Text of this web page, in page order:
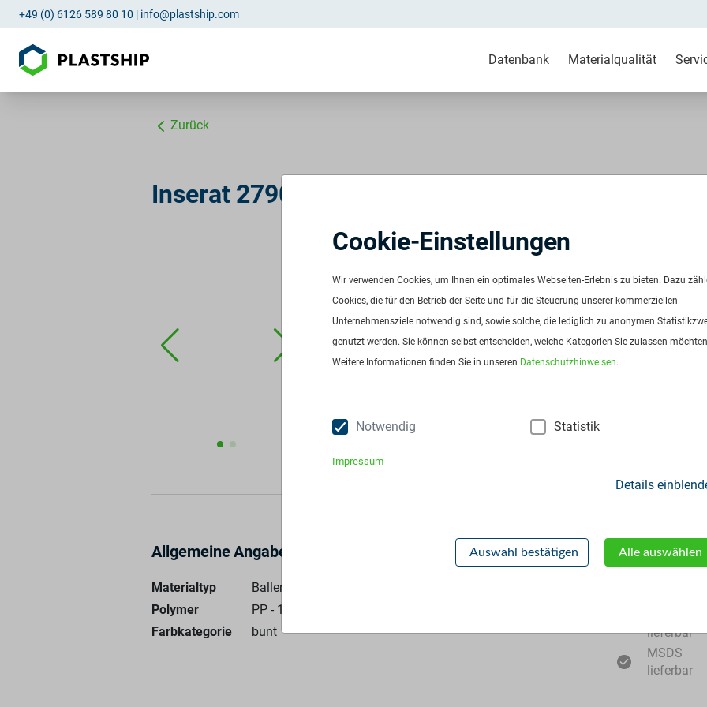
+49 (0) 6126 589 80 10 | info@plastship.com
Datenbank Materialqualität
Zurück
Inserat 2790: PP bunt
ID:2790
Frequenz:Auf Anfrage
Menge:Auf Anfrage
Preis:Auf Anfrage
Allgemeine Angaben
Materialtyp
Ballenware
Polymer
PP - 100%
Farbkategorie
bunt
Zusätzliche
lieferbar
MSDS
lieferbar
Cookie-Einstellungen
Wir verwenden Cookies, um Ihnen ein optimales Webseiten-Erlebnis zu bieten. Dazu
Cookies, die für den Betrieb der Seite und für die Steuerung unserer kommerziellen
Unternehmensziele notwendig sind, sowie solche, die lediglich zu anonymen
genutzt werden. Sie können selbst entscheiden, welche Kategorien Sie zulassen
Weitere Informationen finden Sie in unseren Datenschutzhinweisen.
Notwendig Statistik
Impressum
Details
Auswahl bestätigen Alle auswählen